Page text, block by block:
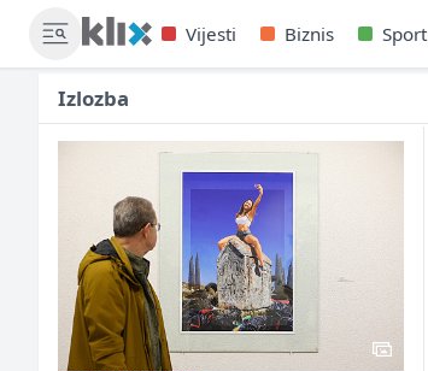
Vijesti Biznis Sport
Izlozba